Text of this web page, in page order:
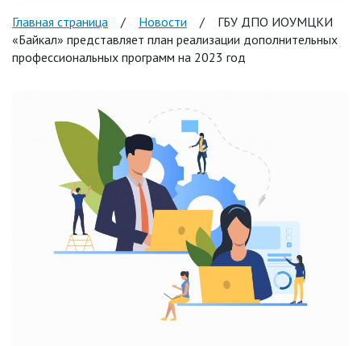
Главная страница / Новости /
ГБУ ДПО ИОУМЦКИ
«Байкал» представляет план реализации дополнительных
профессиональных программ на 2023 год